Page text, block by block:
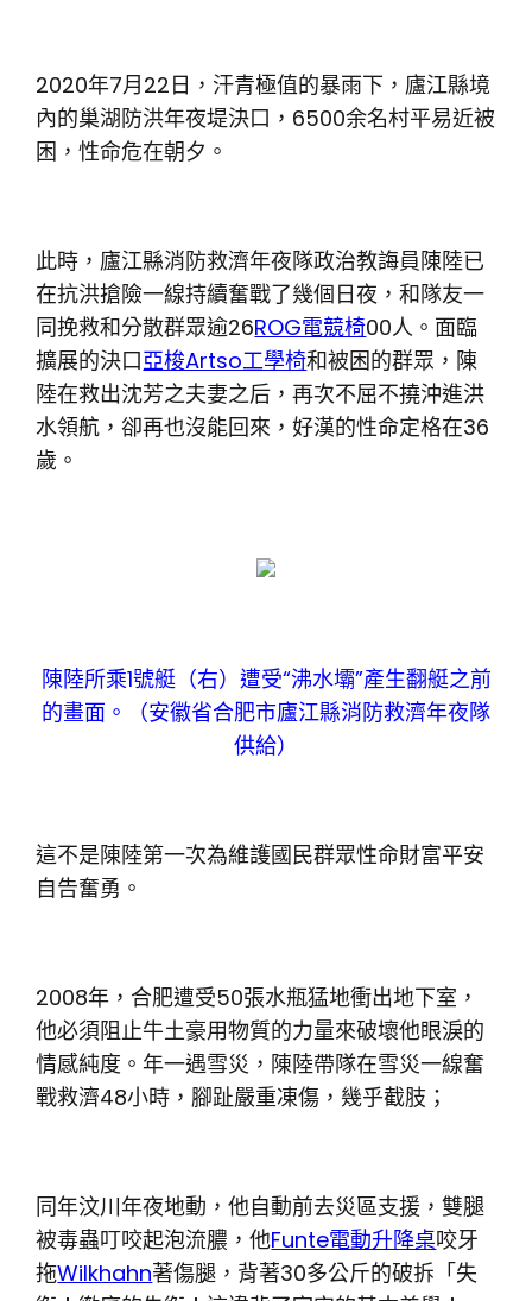
2020年7月22日，汗青極值的暴雨下，廬江縣境
內的巢湖防洪年夜堤決口，6500余名村平易近被
困，性命危在朝夕。
此時，廬江縣消防救濟年夜隊政治教誨員陳陸已
在抗洪搶險一線持續奮戰了幾個日夜，和隊友一
同挽救和分散群眾逾26ROG電競椅00人。面臨
擴展的決口亞梭Artso工學椅和被困的群眾，陳
陸在救出沈芳之夫妻之后，再次不屈不撓沖進洪
水領航，卻再也沒能回來，好漢的性命定格在36
歲。
陳陸所乘1號艇（右）遭受“沸水壩”產生翻艇之前
的畫面。（安徽省合肥市廬江縣消防救濟年夜隊
供給）
這不是陳陸第一次為維護國民群眾性命財富平安
自告奮勇。
2008年，合肥遭受50張水瓶猛地衝出地下室，
他必須阻止牛土豪用物質的力量來破壞他眼淚的
情感純度。年一遇雪災，陳陸帶隊在雪災一線奮
戰救濟48小時，腳趾嚴重凍傷，幾乎截肢；
同年汶川年夜地動，他自動前去災區支援，雙腿
被毒蟲叮咬起泡流膿，他Funte電動升降桌咬牙
拖Wilkhahn著傷腿，背著30多公斤的破拆「失